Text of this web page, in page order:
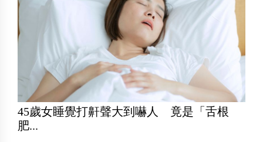
45歲女睡覺打鼾聲大到嚇人 竟是「舌根
肥...